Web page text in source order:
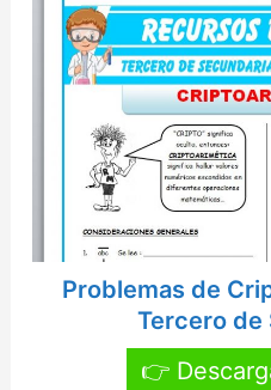
Problemas de
Tercero de
👉